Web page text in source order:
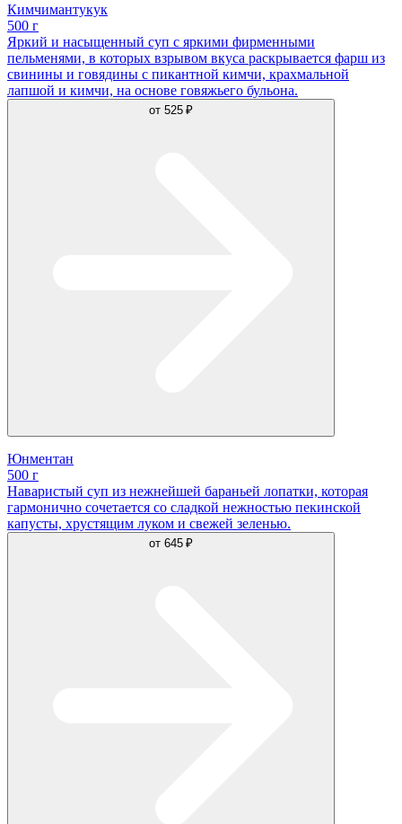
Кимчимантукук
500 г
Яркий и насыщенный суп с яркими фирменными
пельменями, в которых взрывом вкуса раскрывается фарш из
свинины и говядины с пикантной кимчи, крахмальной
лапшой и кимчи, на основе говяжьего бульона.
от 525 ₽
Юнментан
500 г
Наваристый суп из нежнейшей бараньей лопатки, которая
гармонично сочетается со сладкой нежностью пекинской
капусты, хрустящим луком и свежей зеленью.
от 645 ₽